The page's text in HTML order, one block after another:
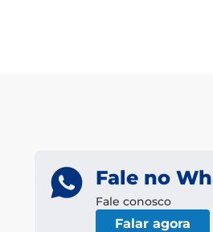
Fale no
Fale conosco
Falar agora